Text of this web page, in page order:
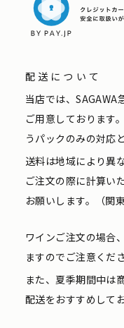
配送について
当店では、SAGAWA
ご用意しております
うパックのみの対応
送料は地域により異
ご注文の際に計算い
お願いします。（関
ワインご注文の場合
ますのでご注意くださ
また、夏季期間中は
配送をおすすめして